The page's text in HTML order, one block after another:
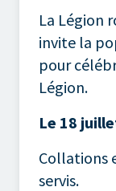
La Légion
invite la
pour
Légion.
Le 18
Collations
servis.